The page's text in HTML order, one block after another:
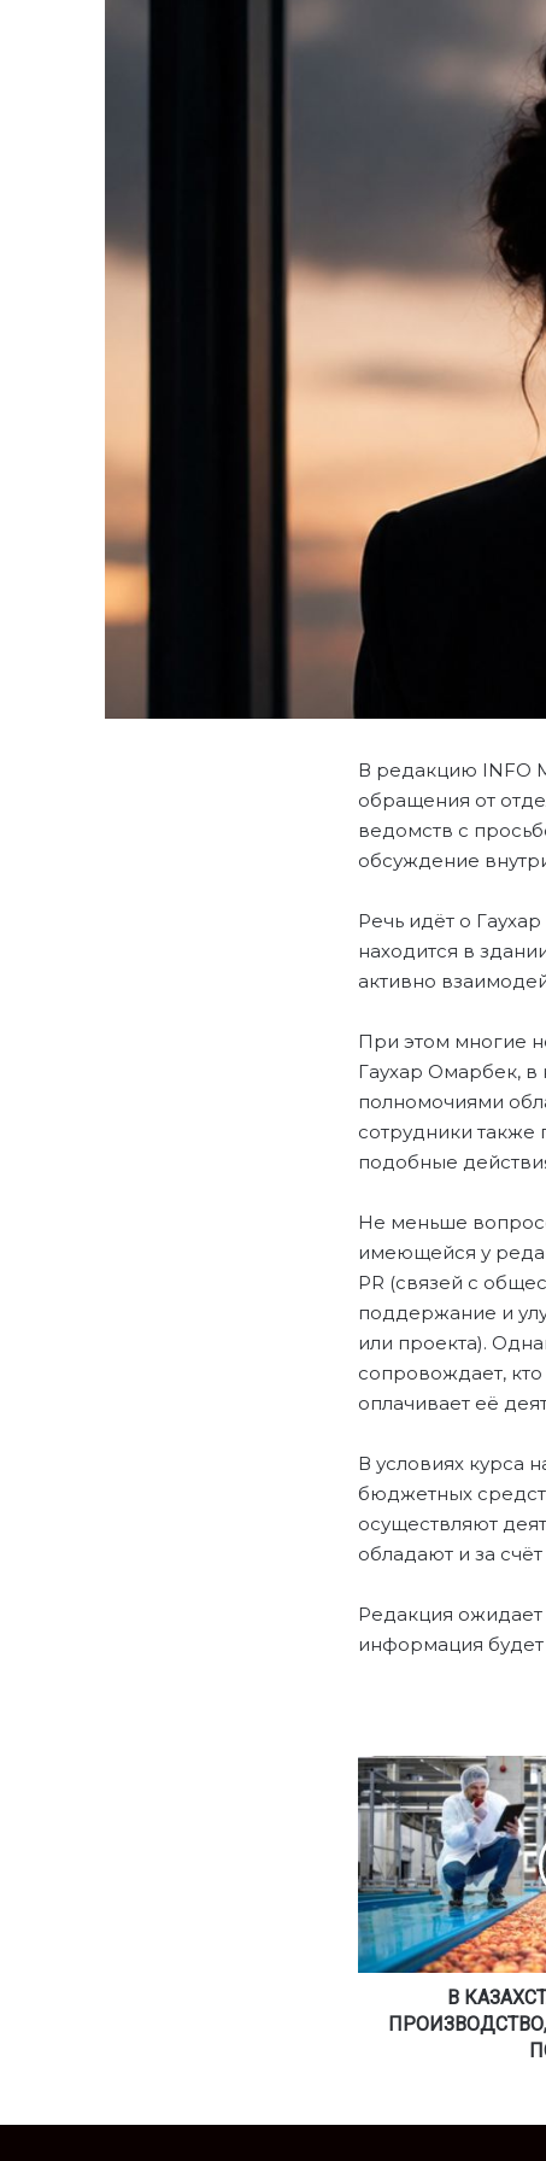
В редакцию INFO
обращения от
ведомств с
обсуждение
Речь идёт о
находится в
активно
При этом многие
Гаухар Омарбек, в
полномочиями
сотрудники также
подобные
Не меньше
имеющейся у
PR (связей с
поддержание и
или проекта).
сопровождает,
оплачивает её
В условиях курса
бюджетных
осуществляют
обладают и за
Редакция
информация
В
К
А
А
Х
С
Т
А
У
В